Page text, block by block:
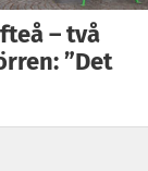
– två
”Det